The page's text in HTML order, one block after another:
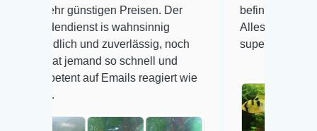
günstigen Preisen. Der
is wahnsinnig
und zuverlässig, noch
so schnell und
auf Emails reagiert wie
befinden der Fische
Alles ist quick lebendig und
super Zustand. Gerne